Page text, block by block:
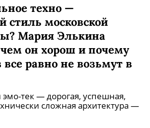
техно —
московской
Мария Элькина
он хорош и почему
все равно не возьмут в
эмо-тек — дорогая, успешная,
сложная архитектура —